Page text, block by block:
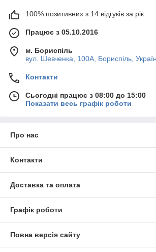
100% позитивних з 14 відгуків за рік
Працює з 05.10.2016
м. Бориспіль
вул. Шевченка, 100А, Бориспіль,
Контакти
Сьогодні працює з 08:00 до 15:00
Показати весь графік роботи
Про нас
Контакти
Доставка та оплата
Графік роботи
Повна версія сайту